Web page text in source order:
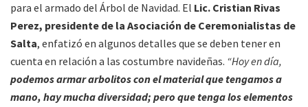
para el armado del Árbol de Navidad. El Lic. Cristian Rivas
Perez, presidente de la Asociación de Ceremonialistas de
Salta, enfatizó en algunos detalles que se deben tener en
cuenta en relación a las costumbre navideñas. “Hoy en día,
podemos armar arbolitos con el material que tengamos a
mano, hay mucha diversidad; pero que tenga los elementos